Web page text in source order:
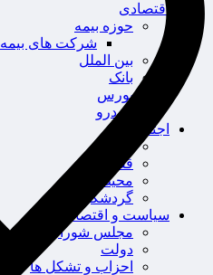
اقتصادی
حوزه بیمه
شرکت های بیمه
بین الملل
بانک
بورس
خودرو
اجتماعی
سلامت
قضایی
محیط زیست
گردشگری
سیاست و اقتصاد
مجلس شورای اسلامی
دولت
احزاب و تشکل ها